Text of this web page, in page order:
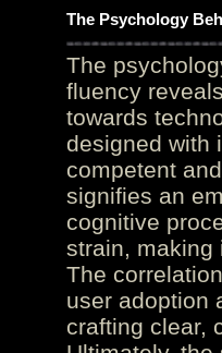
The Psychology
The
fluency
towards
designed with
competent
signifies an
cognitive
strain, making
The
user adoption
crafting clear,